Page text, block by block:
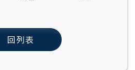
回列表